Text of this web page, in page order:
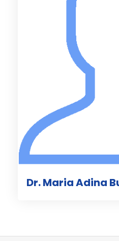
Dr. Maria Adina